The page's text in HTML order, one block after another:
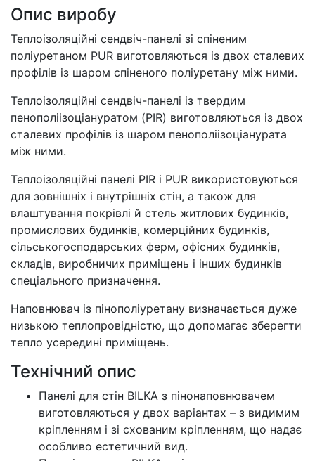
Опис виробу
Теплоізоляційні сендвіч-панелі зі спіненим
поліуретаном PUR виготовляються із двох сталевих
профілів із шаром спіненого поліуретану між ними.
Теплоізоляційні сендвіч-панелі із твердим
пенополіізоціануратом (PIR) виготовляються із двох
сталевих профілів із шаром пенополіізоціанурата
між ними.
Теплоізоляційні панелі PIR і PUR використовуються
для зовнішніх і внутрішніх стін, а також для
влаштування покрівлі й стель житлових будинків,
промислових будинків, комерційних будинків,
сільськогосподарських ферм, офісних будинків,
складів, виробничих приміщень і інших будинків
спеціального призначення.
Наповнювач із пінополіуретану визначається дуже
низькою теплопровідністю, що допомагає зберегти
тепло усередині приміщень.
Технічний опис
Панелі для стін BILKA з пінонаповнювачем
виготовляються у двох варіантах – з видимим
кріпленням і зі схованим кріпленням, що надає
особливо естетичний вид.